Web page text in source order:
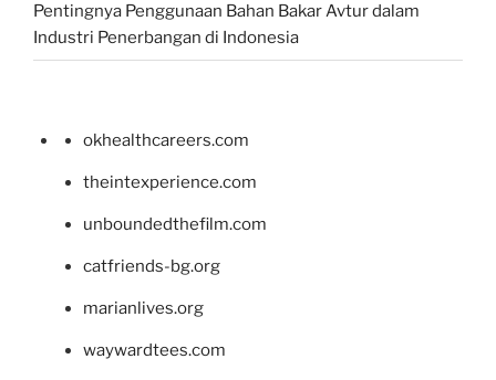
Pentingnya Penggunaan Bahan Bakar Avtur dalam
Industri Penerbangan di Indonesia
okhealthcareers.com
theintexperience.com
unboundedthefilm.com
catfriends-bg.org
marianlives.org
waywardtees.com